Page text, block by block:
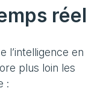
réel
l’intelligence en
plus loin les
: